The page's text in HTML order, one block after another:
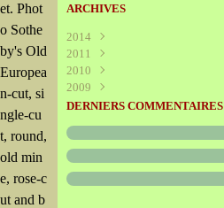
et. Phot
o Sothe
by's Old
Europea
n-cut, si
ngle-cu
t, round,
old min
e, rose-c
ut and b
ARCHIVES
2014
Août
2011
Juillet
Juin
Mai(340)
Mars(227)
Janvier(289)
2010
Décembre
Novembre(595)
Septembre(272)
Juillet(325)
Juin(466)
2009
Décembre(208)
Octobre(227)
Août(273)
Juillet(316)
DERNIERS COMMENTAIRES